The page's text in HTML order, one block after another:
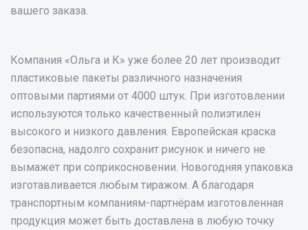
вашего заказа.
Компания «Ольга и К» уже более 20 лет производит
пластиковые пакеты различного назначения
оптовыми партиями от 4000 штук. При изготовлении
используются только качественный полиэтилен
высокого и низкого давления. Европейская краска
безопасна, надолго сохранит рисунок и ничего не
вымажет при соприкосновении. Новогодняя упаковка
изготавливается любым тиражом. А благодаря
транспортным компаниям-партнёрам изготовленная
продукция может быть доставлена в любую точку